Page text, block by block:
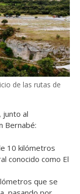
de las rutas de
junto al
Bernabé:
10 kilómetros
conocido como El
que se